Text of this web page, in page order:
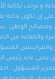
و نرحب بكافة
إن تكون بناءة
ومصالح الوطن .
والكفاءة من
والمراسلين
يحيى عابد رئيس
المسؤول :